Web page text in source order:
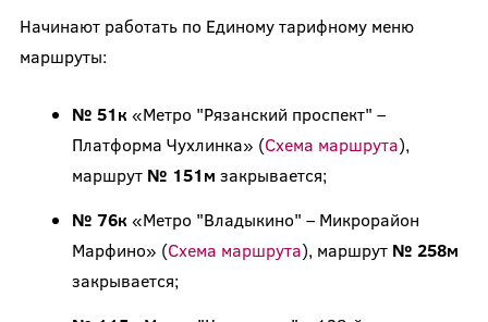
Начинают работать по Единому тарифному меню
маршруты:
№ 51к«Метро "Рязанский проспект" –
Платформа Чухлинка» (Схема маршрута),
маршрут № 151м закрывается;
№ 76к «Метро "Владыкино" – Микрорайон
Марфино» (Схема маршрута), маршрут № 258м
закрывается;